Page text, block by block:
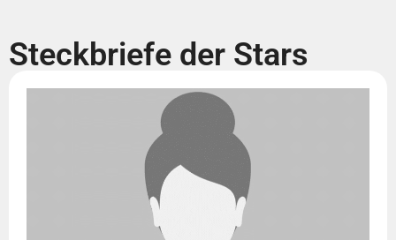
Steckbriefe der Stars